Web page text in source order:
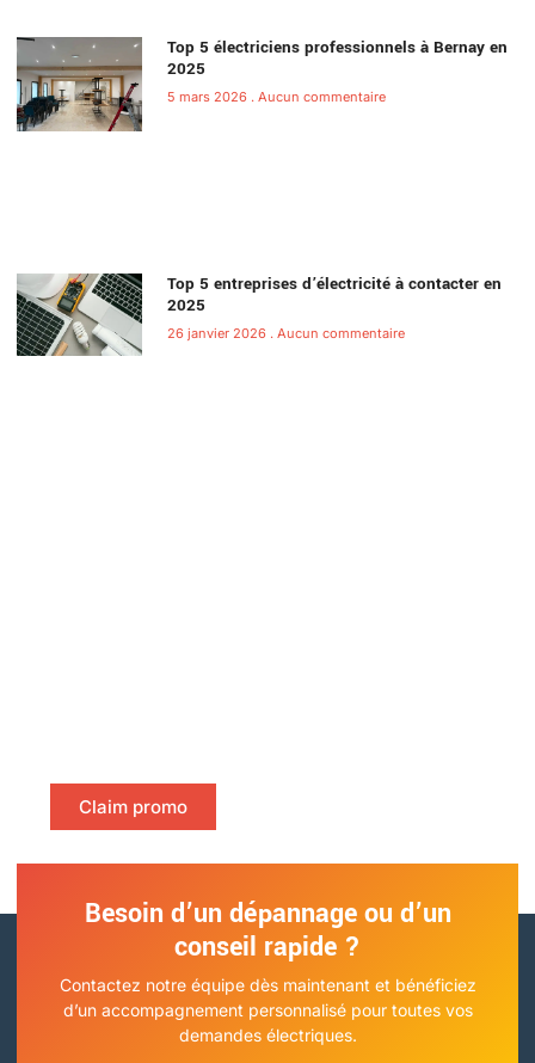
Top 5 électriciens professionnels à Bernay en
2025
5 mars 2026 Aucun commentaire
Top 5 entreprises d’électricité à contacter en
2025
26 janvier 2026 Aucun commentaire
Claim promo
Besoin d’un dépannage ou d’un
conseil rapide ?
Contactez notre équipe dès maintenant et bénéficiez
d’un accompagnement personnalisé pour toutes vos
demandes électriques.